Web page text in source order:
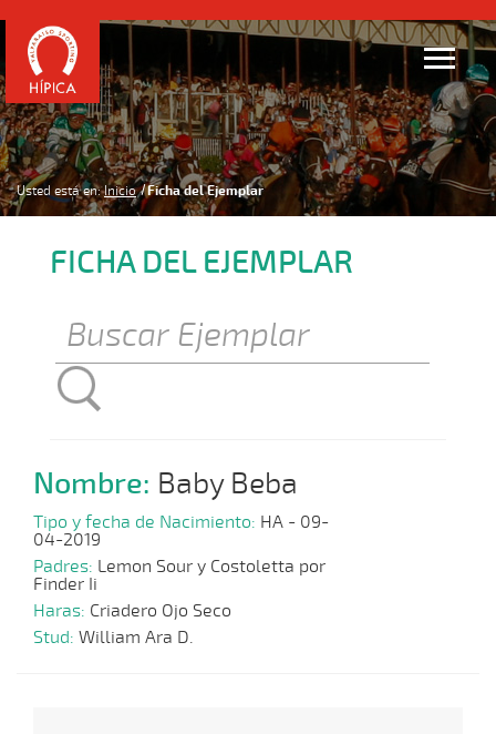
Usted está en: Inicio Ficha del Ejemplar
FICHA DEL EJEMPLAR
Nombre: Baby Beba
Tipo y fecha de Nacimiento: HA - 09-
04-2019
Padres: Lemon Sour y Costoletta por
Finder Ii
Haras: Criadero Ojo Seco
Stud: William Ara D.